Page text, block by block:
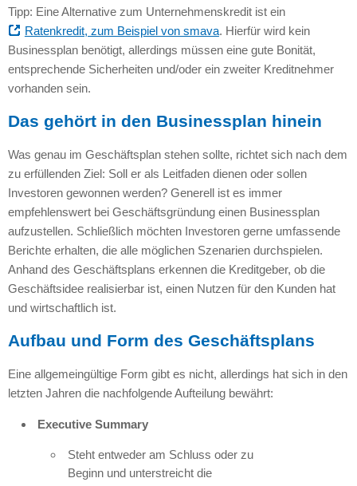
Tipp: Eine Alternative zum Unternehmenskredit ist ein
Ratenkredit, zum Beispiel von smava. Hierfür wird kein
Businessplan benötigt, allerdings müssen eine gute Bonität,
entsprechende Sicherheiten und/oder ein zweiter Kreditnehmer
vorhanden sein.
Das gehört in den Businessplan hinein
Was genau im Geschäftsplan stehen sollte, richtet sich nach dem
zu erfüllenden Ziel: Soll er als Leitfaden dienen oder sollen
Investoren gewonnen werden? Generell ist es immer
empfehlenswert bei Geschäftsgründung einen Businessplan
aufzustellen. Schließlich möchten Investoren gerne umfassende
Berichte erhalten, die alle möglichen Szenarien durchspielen.
Anhand des Geschäftsplans erkennen die Kreditgeber, ob die
Geschäftsidee realisierbar ist, einen Nutzen für den Kunden hat
und wirtschaftlich ist.
Aufbau und Form des Geschäftsplans
Eine allgemeingültige Form gibt es nicht, allerdings hat sich in den
letzten Jahren die nachfolgende Aufteilung bewährt:
Executive Summary
Steht entweder am Schluss oder zu
Beginn und unterstreicht die